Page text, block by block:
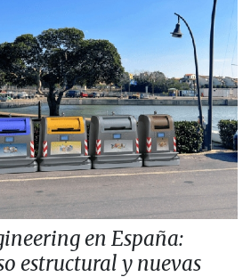
en España:
estructural y nuevas